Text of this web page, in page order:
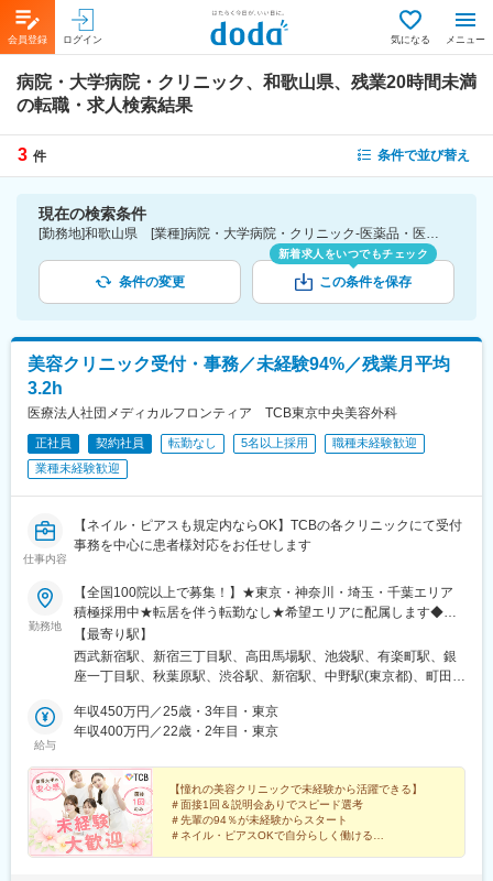
会員登録 ログイン 気になる メニュー
病院・大学病院・クリニック、和歌山県、残業20時間未満
の転職・求人検索結果
3 件 条件で並び替え
現在の検索条件
[勤務地]和歌山県 [業種]病院・大学病院・クリニック-医薬品・医療機器・ライフサイエンス・医療系サービス [詳細条件](休日・働き方)残業20時間未満
条件の変更
新着求人をいつでもチェック
この条件を保存
美容クリニック受付・事務／未経験94%／残業月平均
3.2h
医療法人社団メディカルフロンティア TCB東京中央美容外科
正社員 契約社員 転勤なし 5名以上採用
職種未経験歓迎
業種未経験歓迎
仕事内容
【ネイル・ピアスも規定内ならOK】TCBの各クリニックにて受付
事務を中心に患者様対応をお任せします
勤務地
【全国100院以上で募集！】★東京・神奈川・埼玉・千葉エリア
積極採用中★転居を伴う転勤なし★希望エリアに配属します◆ク
リニック一覧＜全国100院以上展開＞【北海道・東北】旭川駅前
院、青森院、盛岡院、秋田院、山形院、仙台駅前院、福島院、郡
山院 など【関東】新宿東口院、池袋駅前院、品川院、秋葉原
横浜院、大宮東口院、水戸院、つくば院、宇都宮院、高崎院、前
橋院 など【中部】名古屋駅前院 、名古屋栄院、金山院、岐阜
院、長野院、松本院、山梨甲府駅前院 など【近畿】梅田大阪駅
前院、大阪阪急梅田駅前院、枚方院、天王寺院、堺院、なんば
院、心斎橋院、京都駅前院、奈良院、和歌山院、四日市院 など
【中四国】広島院、福山院、松山院、高松院、高知院、徳島院、
松江院、周南徳山駅ビル院 など【九州・沖縄】小倉院、佐賀
【最寄り駅】
西武新宿駅、新宿三丁目駅、高田馬場駅、池袋駅、有楽町駅、銀
座一丁目駅、秋葉原駅、渋谷駅、新宿駅、中野駅(東京都)、町田
浜駅、横浜駅、川崎駅、藤沢駅、本厚木駅、大宮駅(埼玉県)、川口
駅、川越駅、南越谷駅、宇都宮駅、水戸駅、つくば駅、千葉駅、
駅、さっぽろ駅、あおば通駅、福島駅(福島県)、郡山駅(福島県)、
青森駅、盛岡駅、山形駅、秋田駅、矢場町駅、近鉄名古屋駅、金
山駅(愛知県)、豊田市駅、駅前大通駅、名鉄岐阜駅、静岡駅、新浜
松駅、三島広小路駅、長野駅、松本駅、北鉄金沢駅、新潟駅、近
鉄四日市駅、電鉄富山駅、福井駅、甲府駅、東梅田駅、大阪難波
給与
年収450万円／25歳・3年目・東京
年収400万円／22歳・2年目・東京
【憧れの美容クリニックで未経験から活躍できる】
＃面接1回＆説明会ありでスピード選考
＃先輩の94％が未経験からスタート
＃ネイル・ピアスOKで自分らしく働ける